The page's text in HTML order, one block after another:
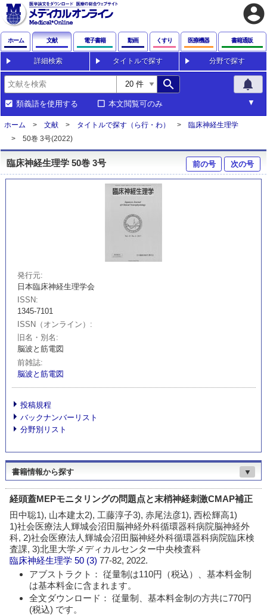
account_circle
ホーム 文献 電子書籍 動画 くすり 医療機器 書籍通販
詳細検索 タイトルで探す 分野で探す
search notifications
類義語を使用する 本文閲覧可のみ
ホーム 文献 タイトルで探す（ら行・わ）
臨床神経生理学
50巻 3号(2022)
臨床神経生理学 50巻 3号 前の号 次の号
発行元
日本臨床神経生理学会
ISSN
1345-7101
ISSN（オンライン）
旧名・別名
脳波と筋電図
前雑誌
脳波と筋電図
投稿規程
バックナンバーリスト
分野別リスト
書籍情報から探す ▼
経頭蓋MEPモニタリングの問題点と末梢神経刺激CMAP補正
田中聡1), 山本建太2), 工藤淳子3), 赤尾法彦1), 西松輝高1)
1)社会医療法人輝城会沼田脳神経外科循環器科病院脳神経外
科, 2)社会医療法人輝城会沼田脳神経外科循環器科病院臨床検
査課, 3)北里大学メディカルセンター中央検査科
臨床神経生理学 50 (3)77-82, 2022.
アブストラクト： 従量制は110円（税込）、基本料金制
は基本料金に含まれます。
全文ダウンロード： 従量制、基本料金制の方共に770円
(税込) です。